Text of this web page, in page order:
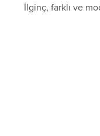
İlginç, farklı ve